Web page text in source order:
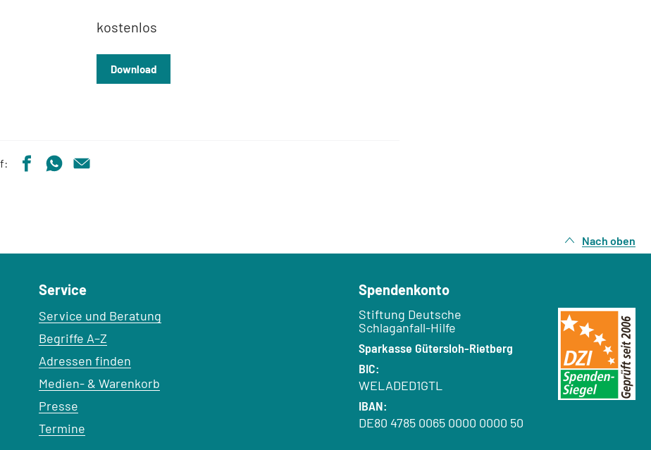
kostenlos
Download
Nach oben
Service
Service und Beratung
Begriffe A–Z
Adressen finden
Medien- & Warenkorb
Presse
Termine
Spendenkonto
Empfänger:
Stiftung Deutsche
Schlaganfall-Hilfe
Bank:
Sparkasse Gütersloh-Rietberg
BIC:
WELADED1GTL
IBAN:
DE80 4785 0065 0000 0000 50